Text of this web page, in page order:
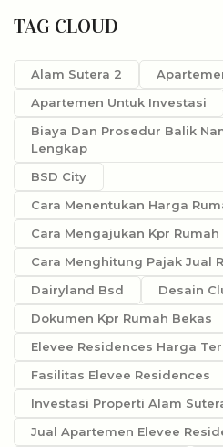
TAG CLOUD
Alam Sutera 2
Apartemen Untuk Investasi
Biaya Dan Prosedur Balik
Lengkap
BSD City
Cara Menentukan Harga
Cara Mengajukan Kpr Rumah
Cara Menghitung Pajak Jual
Dairyland Bsd
Desain
Dokumen Kpr Rumah Bekas
Elevee Residences Harga
Fasilitas Elevee Residences
Investasi Properti Alam
Jual Apartemen Elevee